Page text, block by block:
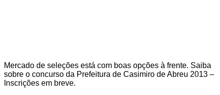
Mercado de seleções está com boas opções à frente. Saiba
sobre o concurso da Prefeitura de Casimiro de Abreu 2013 –
Inscrições em breve.